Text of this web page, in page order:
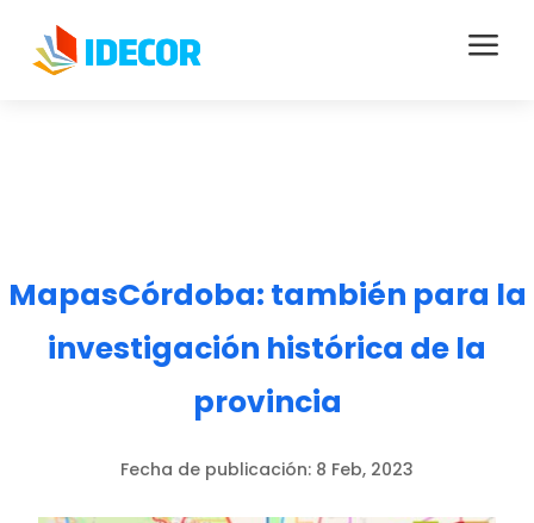
a
MapasCórdoba: también para la
investigación histórica de la
provincia
Fecha de publicación: 8 Feb, 2023